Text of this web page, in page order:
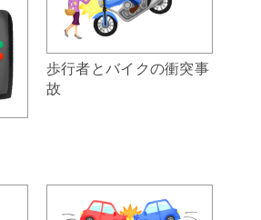
歩行者とバイクの衝突事
故